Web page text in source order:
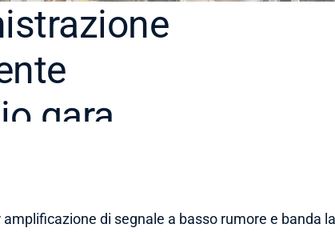
gara
di segnale a basso rumore e banda